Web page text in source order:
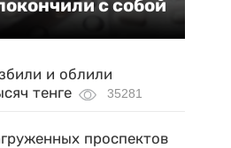
с собой
и облили
тенге
35281
проспектов